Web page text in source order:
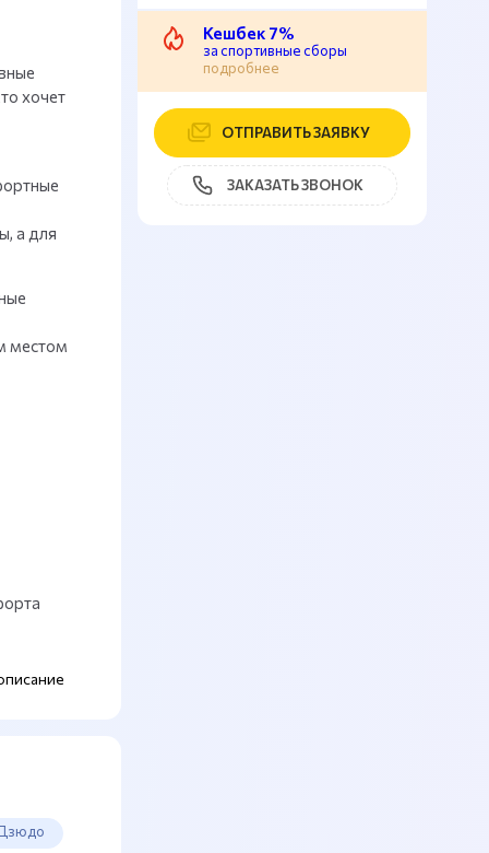
хочет
а для
местом
Кешбек 7%
за спортивные сборы
подробнее
ОТПРАВИТЬ ЗАЯВКУ
ЗАКАЗАТЬ ЗВОНОК